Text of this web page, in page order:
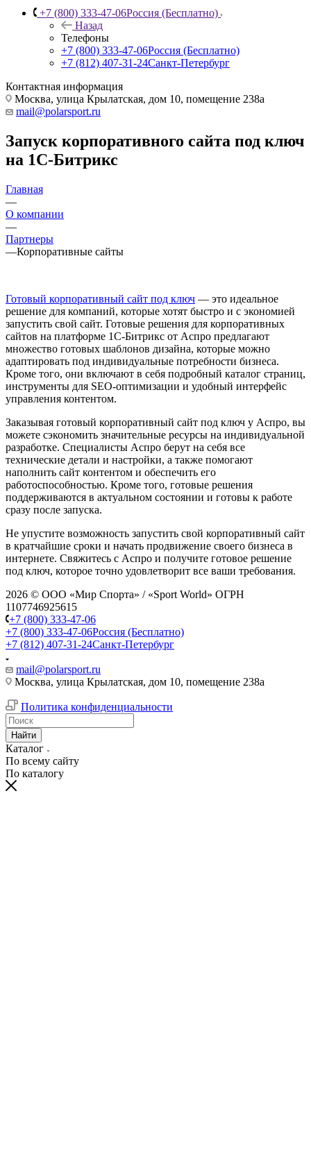
+7 (800) 333-47-06Россия (Бесплатно)
Назад
Телефоны
+7 (800) 333-47-06Россия (Бесплатно)
+7 (812) 407-31-24Санкт-Петербург
Контактная информация
Москва, улица Крылатская, дом 10, помещение 238а
mail@polarsport.ru
Запуск корпоративного сайта под ключ
на 1С-Битрикс
Главная
—
О компании
—
Партнеры
—Корпоративные сайты
Готовый корпоративный сайт под ключ — это идеальное
решение для компаний, которые хотят быстро и с экономией
запустить свой сайт. Готовые решения для корпоративных
сайтов на платформе 1С-Битрикс от Аспро предлагают
множество готовых шаблонов дизайна, которые можно
адаптировать под индивидуальные потребности бизнеса.
Кроме того, они включают в себя подробный каталог страниц,
инструменты для SEO-оптимизации и удобный интерфейс
управления контентом.
Заказывая готовый корпоративный сайт под ключ у Аспро, вы
можете сэкономить значительные ресурсы на индивидуальной
разработке. Специалисты Аспро берут на себя все
технические детали и настройки, а также помогают
наполнить сайт контентом и обеспечить его
работоспособностью. Кроме того, готовые решения
поддерживаются в актуальном состоянии и готовы к работе
сразу после запуска.
Не упустите возможность запустить свой корпоративный сайт
в кратчайшие сроки и начать продвижение своего бизнеса в
интернете. Свяжитесь с Аспро и получите готовое решение
под ключ, которое точно удовлетворит все ваши требования.
2026 © ООО «Мир Спорта» / «Sport World» ОГРН
1107746925615
+7 (800) 333-47-06
+7 (800) 333-47-06Россия (Бесплатно)
+7 (812) 407-31-24Санкт-Петербург
mail@polarsport.ru
Москва, улица Крылатская, дом 10, помещение 238а
Политика конфиденциальности
Найти
Каталог
По всему сайту
По каталогу